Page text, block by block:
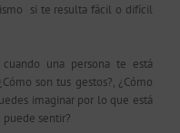
si te resulta fácil o difícil
una persona te está
son tus gestos?, ¿Cómo
imaginar por lo que está
sentir?